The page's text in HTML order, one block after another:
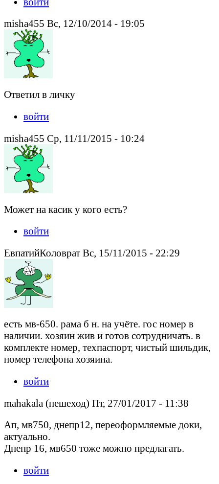
misha455 Вс, 12/10/2014 - 19:05
Ответил в личку
войти
misha455 Ср, 11/11/2015 - 10:24
Может на касик у кого есть?
войти
ЕвпатийКоловрат Вс, 15/11/2015 - 22:29
есть мв-650. рама б н. на учёте. гос номер в
наличии. хозяин жив и готов сотрудничать. в
комплекте номер, техпаспорт, чистый шильдик,
номер телефона хозяина.
войти
mahakala (пешеход) Пт, 27/01/2017 - 11:38
Ап, мв750, днепр12, переоформляемые доки,
актуально.
Днепр 16, мв650 тоже можно предлагать.
войти